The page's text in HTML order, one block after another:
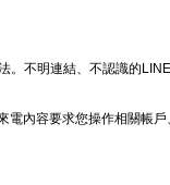
。不明連結、不認識的
電內容要求您操作相關帳